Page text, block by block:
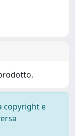
copyright e